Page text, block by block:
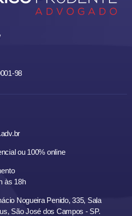
98
ou 100% online
às 18h
Nogueira Penido, 335, Sala
São José dos Campos - SP.